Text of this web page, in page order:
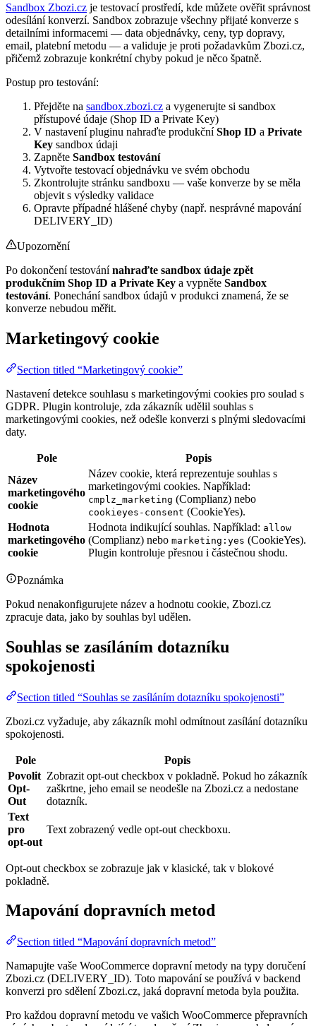
Sandbox Zbozi.cz je testovací prostředí, kde můžete ověřit správnost
odesílání konverzí. Sandbox zobrazuje všechny přijaté konverze s
detailními informacemi — data objednávky, ceny, typ dopravy,
email, platební metodu — a validuje je proti požadavkům Zbozi.cz,
přičemž zobrazuje konkrétní chyby pokud je něco špatně.
Postup pro testování:
Přejděte na sandbox.zbozi.cz a vygenerujte si sandbox
přístupové údaje (Shop ID a Private Key)
V nastavení pluginu nahraďte produkčníShop ID a Private
Key sandbox údaji
Zapněte Sandbox testování
Vytvořte testovací objednávku ve svém obchodu
Zkontrolujte stránku sandboxu — vaše konverze by se měla
objevit s výsledky validace
Opravte případné hlášené chyby (např. nesprávné mapování
DELIVERY_ID)
Upozornění
Po dokončení testovánínahraďte sandbox údaje zpět
produkčním Shop ID a Private Key a vypněte Sandbox
testování. Ponechání sandbox údajů v produkci znamená, že se
konverze nebudou měřit.
Marketingový cookie
Section titled “Marketingový cookie”
Nastavení detekce souhlasu s marketingovými cookies pro soulad s
GDPR. Plugin kontroluje, zda zákazník udělil souhlas s
marketingovými cookies, než odešle konverzi s plnými sledovacími
daty.
Pole
Popis
Název
marketingového
cookie
Název cookie, která reprezentuje souhlas s
marketingovými cookies. Například:
cmplz_marketing (Complianz) nebo
cookieyes-consent (CookieYes).
Hodnota
marketingového
cookie
Hodnota indikující souhlas. Například: allow
(Complianz) nebo marketing:yes (CookieYes).
Plugin kontroluje přesnou i částečnou shodu.
Poznámka
Pokud nenakonfigurujete název a hodnotu cookie, Zbozi.cz
zpracuje data, jako by souhlas byl udělen.
Souhlas se zasíláním dotazníku
spokojenosti
Section titled “Souhlas se zasíláním dotazníku spokojenosti”
Zbozi.cz vyžaduje, aby zákazník mohl odmítnout zasílání dotazníku
spokojenosti.
Pole
Popis
Povolit
Opt-
Out
Zobrazit opt-out checkbox v pokladně. Pokud ho zákazník
zaškrtne, jeho email se neodešle na Zbozi.cz a nedostane
dotazník.
Text
pro
opt-out
Text zobrazený vedle opt-out checkboxu.
Opt-out checkbox se zobrazuje jak v klasické, tak v blokové
pokladně.
Mapování dopravních metod
Section titled “Mapování dopravních metod”
Namapujte vaše WooCommerce dopravní metody na typy doručení
Zbozi.cz (DELIVERY_ID). Toto mapování se používá v backend
konverzi pro sdělení Zbozi.cz, jaká dopravní metoda byla použita.
Pro každou dopravní metodu ve vašich WooCommerce přepravních